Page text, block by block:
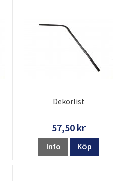
Dekorlist
57,50 kr
Info Köp